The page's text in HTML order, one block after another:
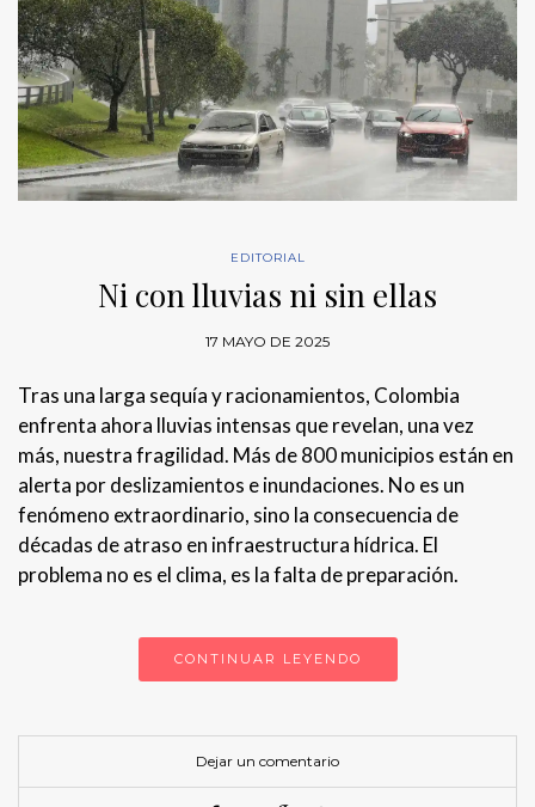
EDITORIAL
Ni con lluvias ni sin ellas
17 MAYO DE 2025
Tras una larga sequía y racionamientos, Colombia
enfrenta ahora lluvias intensas que revelan, una vez
más, nuestra fragilidad. Más de 800 municipios están en
alerta por deslizamientos e inundaciones. No es un
fenómeno extraordinario, sino la consecuencia de
décadas de atraso en infraestructura hídrica. El
problema no es el clima, es la falta de preparación.
CONTINUAR LEYENDO
Dejar un comentario